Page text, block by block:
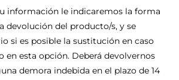
información le indicaremos la forma
devolución del producto/s, y se
si es posible la sustitución en caso
en esta opción. Deberá devolvernos
demora indebida en el plazo de 14